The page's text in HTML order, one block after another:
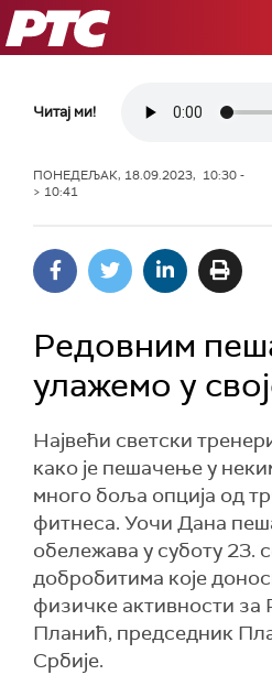
РТС
Читај ми!
ПОНЕДЕЉАК, 18.09.2023, 10:30 -
> 10:41
Редовним
улажемо у
Највећи светски
како је пешачење у
много боља опција од
фитнеса. Уочи Дана
обележава у суботу 23.
добробитима које
физичке активности
Планић, председник
Србије.